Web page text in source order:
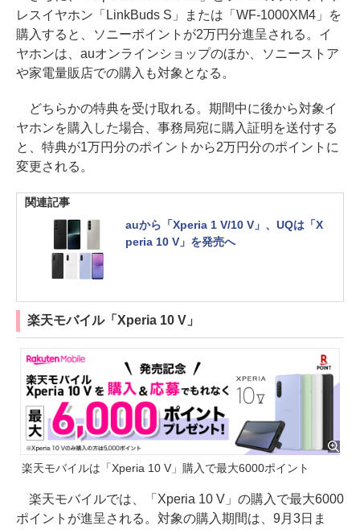
レスイヤホン「LinkBuds S」または「WF-1000XM4」を
購入すると、ソニーポイントが2万円分進呈される。イ
ヤホンは、auオンラインショップのほか、ソニーストア
や家電量販店での購入も対象となる。
どちらかの特典を受け取れる。期間中に後から対象イ
ヤホンを購入した場合、事務局宛に購入証明を送付する
と、特典が1万円分のポイントから2万円分のポイントに
変更される。
関連記事
auから「Xperia 1 V/10 V」、UQは「X
peria 10 V」を発売へ
楽天モバイル「Xperia 10 V」
楽天モバイルは「Xperia 10 V」購入で最大6000ポイント
楽天モバイルでは、「Xperia 10 V」の購入で最大6000
ポイントが進呈される。対象の購入期間は、9月3日ま